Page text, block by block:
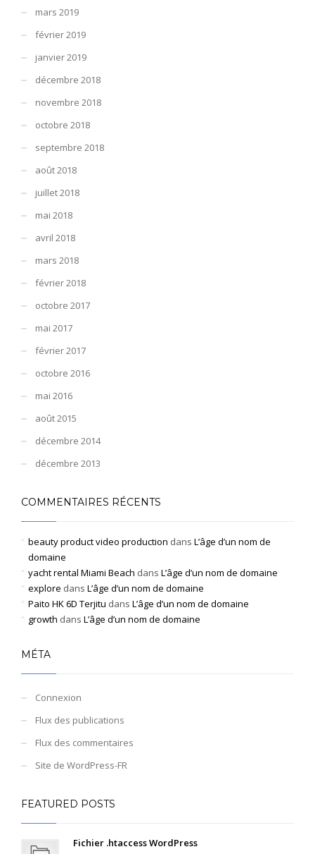
mars 2019
février 2019
janvier 2019
décembre 2018
novembre 2018
octobre 2018
septembre 2018
août 2018
juillet 2018
mai 2018
avril 2018
mars 2018
février 2018
octobre 2017
mai 2017
février 2017
octobre 2016
mai 2016
août 2015
décembre 2014
décembre 2013
COMMENTAIRES RÉCENTS
beauty product video production dans L’âge d’un nom de
domaine
yacht rental Miami Beach dans L’âge d’un nom de domaine
explore dans L’âge d’un nom de domaine
Paito HK 6D Terjitu dans L’âge d’un nom de domaine
growth dans L’âge d’un nom de domaine
MÉTA
Connexion
Flux des publications
Flux des commentaires
Site de WordPress-FR
FEATURED POSTS
Fichier .htaccess WordPress